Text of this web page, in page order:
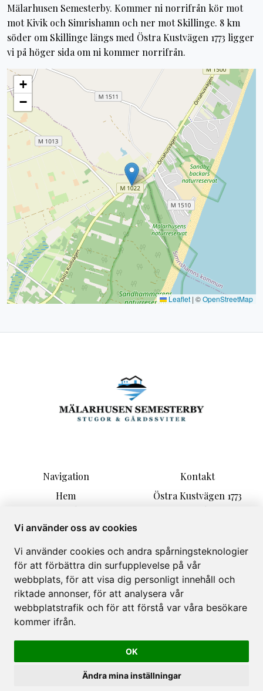
Vi använder oss av cookies
Vi använder cookies och andra spårningsteknologier
för att förbättra din surfupplevelse på vår
webbplats, för att visa dig personligt innehåll och
riktade annonser, för att analysera vår
webbplatstrafik och för att förstå var våra besökare
kommer ifrån.
OK
Ändra mina inställningar
Mälarhusen Semesterby. Kommer ni norrifrån kör mot
mot Kivik och Simrishamn och ner mot Skillinge. 8 km
söder om Skillinge längs med Östra Kustvägen 1773 ligger
vi på höger sida om ni kommer norrifrån.
+
−
Leaflet | ©OpenStreetMap
Navigation
Hem
Boende
Aktiviteter
Kontakt
Om
Galleri
Kontakt
Östra Kustvägen 1773
271 77 Löderup
Mälarhusen Semesterby Österlen © 2026
org 559101-0557